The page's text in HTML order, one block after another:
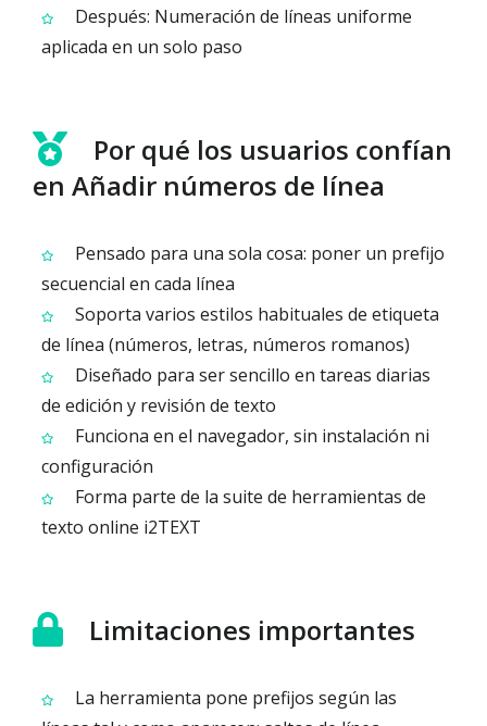
Después: Numeración de líneas uniforme
aplicada en un solo paso
Por qué los usuarios confían
en Añadir números de línea
Pensado para una sola cosa: poner un prefijo
secuencial en cada línea
Soporta varios estilos habituales de etiqueta
de línea (números, letras, números romanos)
Diseñado para ser sencillo en tareas diarias
de edición y revisión de texto
Funciona en el navegador, sin instalación ni
configuración
Forma parte de la suite de herramientas de
texto online i2TEXT
Limitaciones importantes
La herramienta pone prefijos según las